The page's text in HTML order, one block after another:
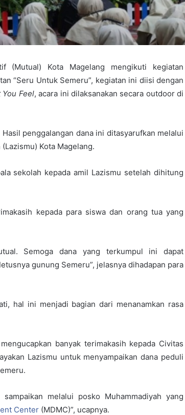
(Mutual) Kota Magelang mengikuti kegiatan
“Seru Untuk Semeru”, kegiatan ini diisi dengan
You Feel, acara ini dilaksanakan secara outdoor di
penggalangan dana ini ditasyarufkan melalui
Kota Magelang.
sekolah kepada amil Lazismu setelah dihitung
kepada para siswa dan orang tua yang
Semoga dana yang terkumpul ini dapat
gunung Semeru”, jelasnya dihadapan para
hal ini menjadi bagian dari menanamkan rasa
banyak terimakasih kepada Civitas
Lazismu untuk menyampaikan dana peduli
melalui posko Muhammadiyah yang
Center (MDMC)”, ucapnya.